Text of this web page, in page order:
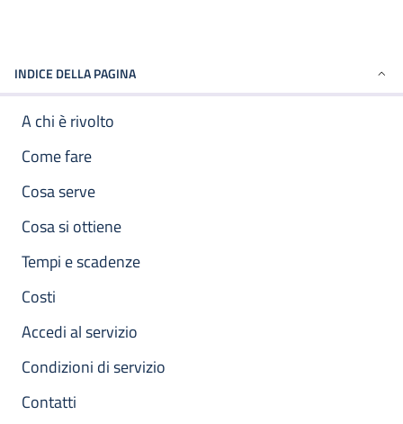
INDICE DELLA PAGINA
A chi è rivolto
Come fare
Cosa serve
Cosa si ottiene
Tempi e scadenze
Costi
Accedi al servizio
Condizioni di servizio
Contatti